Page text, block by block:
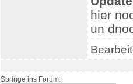
hier
un
Springe ins Forum: